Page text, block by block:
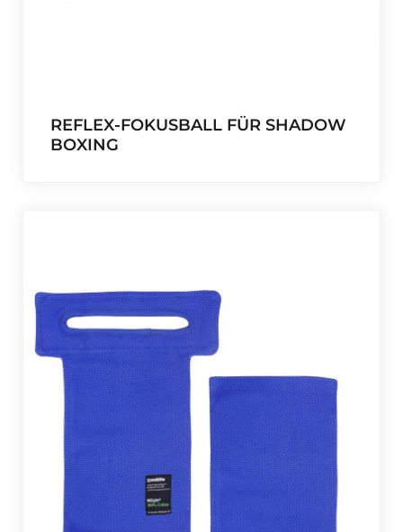
REFLEX-FOKUSBALL FÜR SHADOW
BOXING